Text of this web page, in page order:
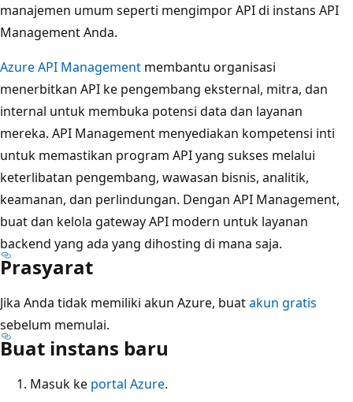
manajemen umum seperti mengimpor API di instans API
Management Anda.
Azure API Management membantu organisasi
menerbitkan API ke pengembang eksternal, mitra, dan
internal untuk membuka potensi data dan layanan
mereka. API Management menyediakan kompetensi inti
untuk memastikan program API yang sukses melalui
keterlibatan pengembang, wawasan bisnis, analitik,
keamanan, dan perlindungan. Dengan API Management,
buat dan kelola gateway API modern untuk layanan
backend yang ada yang dihosting di mana saja.
Prasyarat
Jika Anda tidak memiliki akun Azure, buatakun gratis
sebelum memulai.
Buat instans baru
Masuk ke portal Azure.